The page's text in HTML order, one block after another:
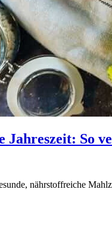
Jahreszeit: So
nährstoffreiche